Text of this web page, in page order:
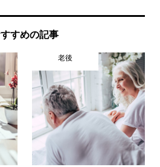
すめの記事
老後